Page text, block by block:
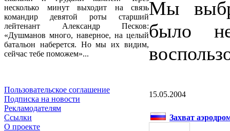
несколько минут выходит на связь
командир девятой роты старший
лейтенант Александр Песков:
«Душманов много, наверное, на целый
батальон наберется. Но мы их видим,
сейчас тебе поможем»...
Пользовательское соглашение
Подписка на новости
Рекламодателям
Ссылки
О проекте
Мы
было
15.05.2004
Захват